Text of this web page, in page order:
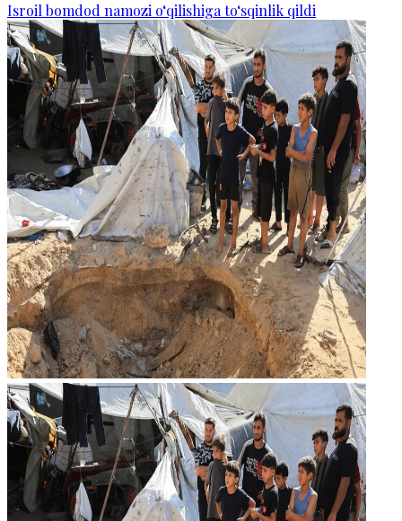
Isroil bomdod namozi o‘qilishiga to‘sqinlik qildi